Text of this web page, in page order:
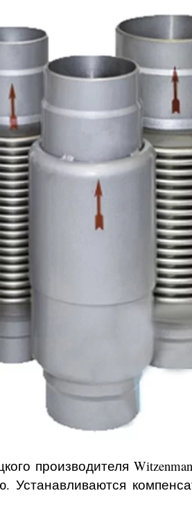
производителя
Устанавливаются